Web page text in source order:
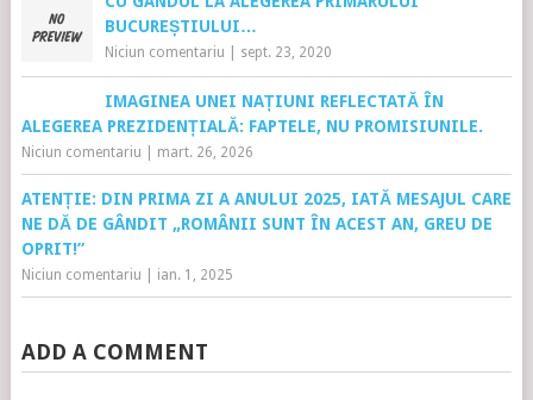
BUCUREȘTIULUI…
Niciun comentariu sept. 23, 2020
IMAGINEA UNEI NAȚIUNI REFLECTATĂ ÎN
ALEGEREA PREZIDENȚIALĂ: FAPTELE, NU PROMISIUNILE.
Niciun comentariu mart. 26, 2026
ATENȚIE: DIN PRIMA ZI A ANULUI 2025, IATĂ MESAJUL CARE
NE DĂ DE GÂNDIT „ROMÂNII SUNT ÎN ACEST AN, GREU DE
OPRIT!”
Niciun comentariu ian. 1, 2025
ADD A COMMENT